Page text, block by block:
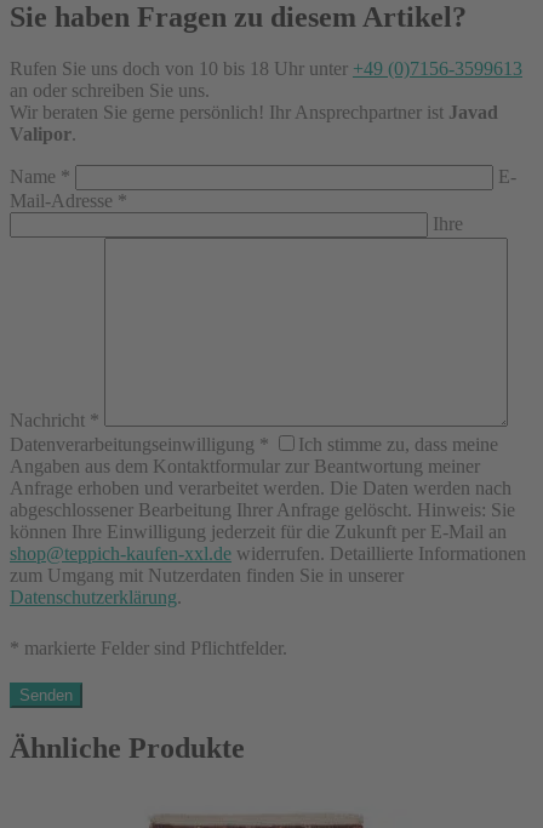
Sie haben Fragen zu diesem Artikel?
Rufen Sie uns doch von 10 bis 18 Uhr unter +49 (0)7156-3599613
an oder schreiben Sie uns.
Wir beraten Sie gerne persönlich! Ihr Ansprechpartner ist Javad
Valipor.
Name *
E-
Mail-Adresse *
Ihre
Nachricht *
Datenverarbeitungseinwilligung *
Ich stimme zu, dass meine
Angaben aus dem Kontaktformular zur Beantwortung meiner
Anfrage erhoben und verarbeitet werden. Die Daten werden nach
abgeschlossener Bearbeitung Ihrer Anfrage gelöscht. Hinweis: Sie
können Ihre Einwilligung jederzeit für die Zukunft per E-Mail an
shop@teppich-kaufen-xxl.de widerrufen. Detaillierte Informationen
zum Umgang mit Nutzerdaten finden Sie in unserer
Datenschutzerklärung.
* markierte Felder sind Pflichtfelder.
Ähnliche Produkte